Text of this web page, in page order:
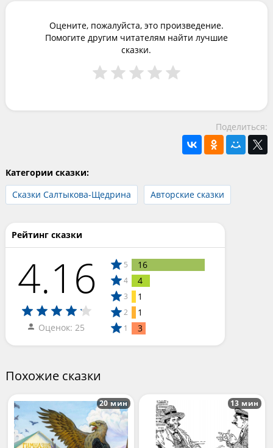
Оцените, пожалуйста, это произведение.
Помогите другим читателям найти лучшие
сказки.
Поделиться:
Категории сказки:
Сказки Салтыкова-Щедрина
Авторские сказки
Рейтинг сказки
4.16
Оценок: 25
5 16
4 4
3 1
2 1
1 3
Похожие сказки
20 мин 13 мин